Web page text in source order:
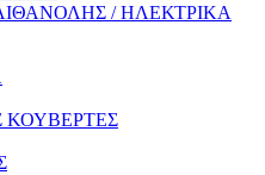
/ ΗΛΕΚΤΡΙΚΑ
ΚΟΥΒΕΡΤΕΣ